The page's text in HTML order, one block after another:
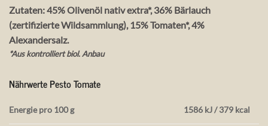
Zutaten: 45% Olivenöl nativ extra*, 36% Bärlauch
(zertifizierte Wildsammlung), 15% Tomaten*, 4%
Alexandersalz.
*Aus kontrolliert biol. Anbau
Nährwerte Pesto Tomate
Energie pro 100 g 1586 kJ / 379 kcal